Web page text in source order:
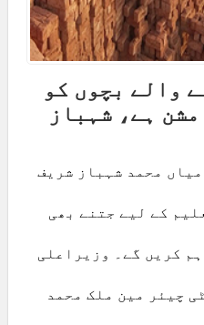
والے بچوں کو
مشن ہے، شہباز
محمد شہباز شریف
کے لیے جتنے بھی
کریں گے۔ وزیراعلی
چیئر مین ملک محمد